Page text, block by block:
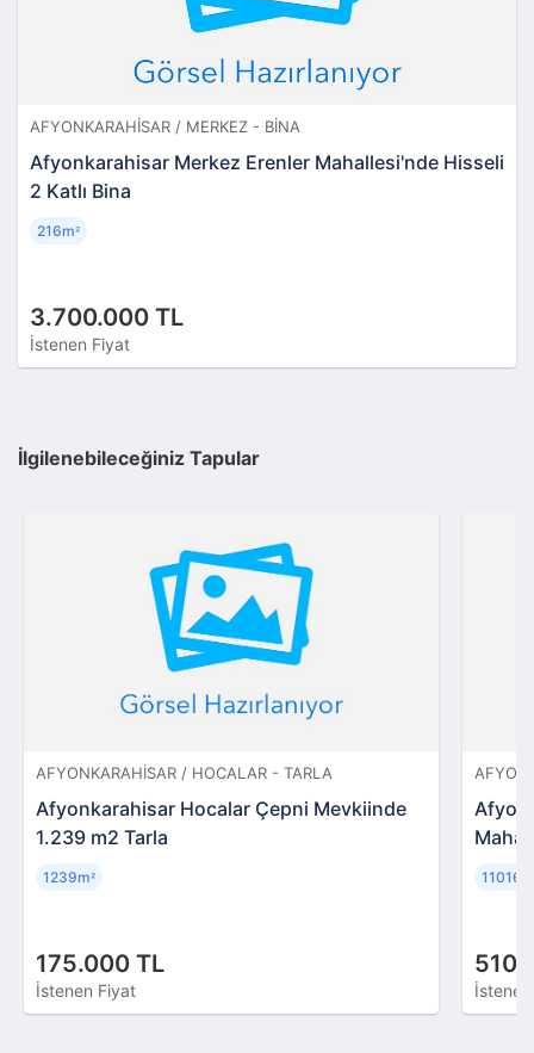
AFYONKARAHISAR / MERKEZ - BINA
Afyonkarahisar Merkez Erenler Mahallesi'nde Hisseli
2 Katlı Bina
3.700.000 TL
İstenen Fiyat
216m²
İlgilenebileceğiniz Tapular
AFYONKARAHISAR / HOCALAR - TARLA
Afyonkarahisar Hocalar Çepni Mevkiinde
1.239 m2 Tarla
175.000 TL
İstenen Fiyat
1239m² 11016m